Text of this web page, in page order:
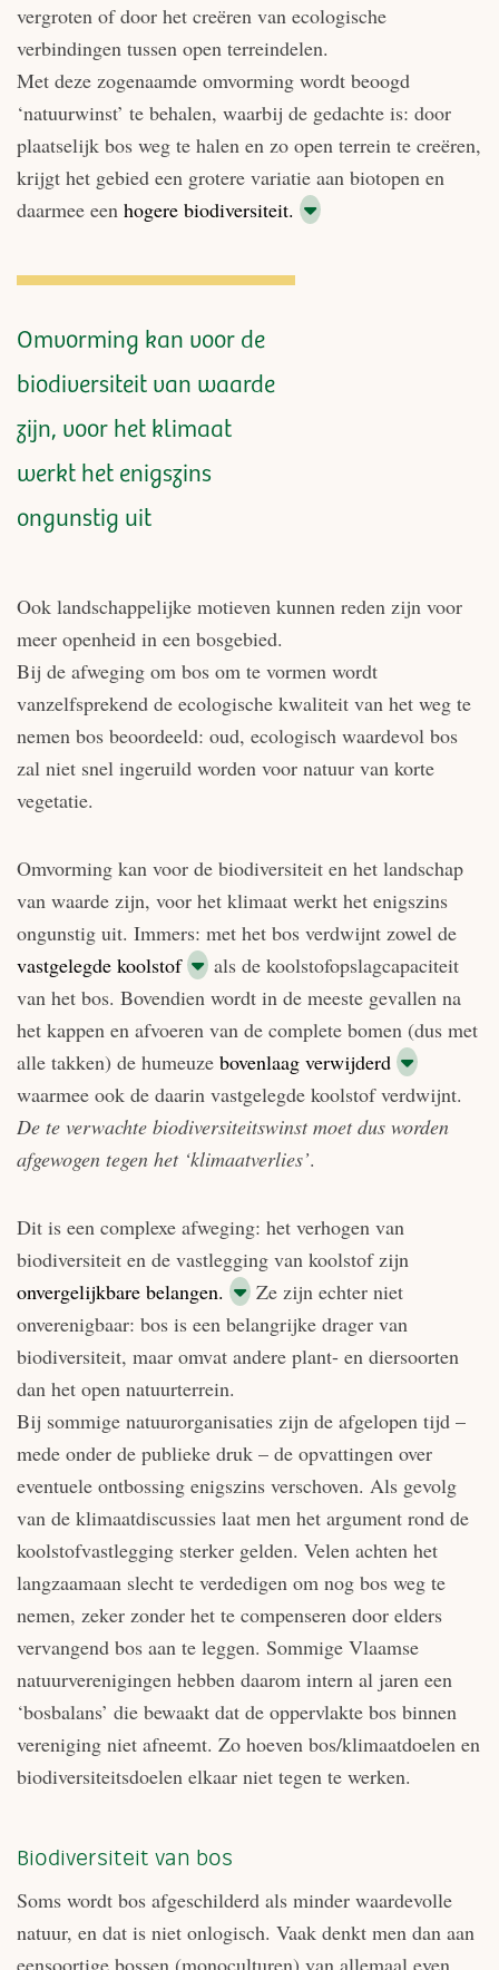
vergroten of door het creëren van ecologische
verbindingen tussen open terreindelen.
Met deze zogenaamde omvorming wordt beoogd
‘natuurwinst’ te behalen, waarbij de gedachte is: door
plaatselijk bos weg te halen en zo open terrein te creëren,
krijgt het gebied een grotere variatie aan biotopen en
daarmee een hogere biodiversiteit.
Omvorming kan voor de
biodiversiteit van waarde
zijn, voor het klimaat
werkt het enigszins
ongunstig uit
Ook landschappelijke motieven kunnen reden zijn voor
meer openheid in een bosgebied.
Bij de afweging om bos om te vormen wordt
vanzelfsprekend de ecologische kwaliteit van het weg te
nemen bos beoordeeld: oud, ecologisch waardevol bos
zal niet snel ingeruild worden voor natuur van korte
vegetatie.
Omvorming kan voor de biodiversiteit en het landschap
van waarde zijn, voor het klimaat werkt het enigszins
ongunstig uit. Immers: met het bos verdwijnt zowel de
vastgelegde koolstof
als de koolstofopslagcapaciteit
van het bos. Bovendien wordt in de meeste gevallen na
het kappen en afvoeren van de complete bomen (dus met
alle takken) de humeuze bovenlaag verwijderd
waarmee ook de daarin vastgelegde koolstof verdwijnt.
De te verwachte biodiversiteitswinst moet dus worden
afgewogen tegen het ‘klimaatverlies’.
Dit is een complexe afweging: het verhogen van
biodiversiteit en de vastlegging van koolstof zijn
onvergelijkbare belangen.
Ze zijn echter niet
onverenigbaar: bos is een belangrijke drager van
biodiversiteit, maar omvat andere plant- en diersoorten
dan het open natuurterrein.
Bij sommige natuurorganisaties zijn de afgelopen tijd –
mede onder de publieke druk – de opvattingen over
eventuele ontbossing enigszins verschoven. Als gevolg
van de klimaatdiscussies laat men het argument rond de
koolstofvastlegging sterker gelden. Velen achten het
langzaamaan slecht te verdedigen om nog bos weg te
nemen, zeker zonder het te compenseren door elders
vervangend bos aan te leggen. Sommige Vlaamse
natuurverenigingen hebben daarom intern al jaren een
‘bosbalans’ die bewaakt dat de oppervlakte bos binnen
vereniging niet afneemt. Zo hoeven bos/klimaatdoelen en
biodiversiteitsdoelen elkaar niet tegen te werken.
Biodiversiteit van bos
Soms wordt bos afgeschilderd als minder waardevolle
natuur, en dat is niet onlogisch. Vaak denkt men dan aan
eensoortige bossen (monoculturen) van allemaal even